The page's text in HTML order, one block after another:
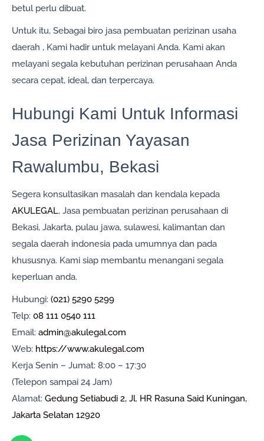
betul perlu dibuat.
Untuk itu, Sebagai biro jasa pembuatan perizinan usaha
daerah , Kami hadir untuk melayani Anda. Kami akan
melayani segala kebutuhan perizinan perusahaan Anda
secara cepat, ideal, dan terpercaya.
Hubungi Kami Untuk Informasi
Jasa Perizinan Yayasan
Rawalumbu, Bekasi
Segera konsultasikan masalah dan kendala kepada
AKULEGAL, Jasa pembuatan perizinan perusahaan di
Bekasi, Jakarta, pulau jawa, sulawesi, kalimantan dan
segala daerah indonesia pada umumnya dan pada
khususnya. Kami siap membantu menangani segala
keperluan anda.
Hubungi: (021) 5290 5299
Telp: 08 111 0540 111
Email: admin@akulegal.com
Web: https://www.akulegal.com
Kerja Senin – Jumat: 8:00 – 17:30
(Telepon sampai 24 Jam)
Alamat: Gedung Setiabudi 2, Jl. HR Rasuna Said Kuningan,
Jakarta Selatan 12920